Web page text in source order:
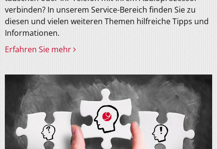
verbinden? In unserem Service-Bereich finden Sie zu
diesen und vielen weiteren Themen hilfreiche Tipps und
Informationen.
Erfahren Sie mehr